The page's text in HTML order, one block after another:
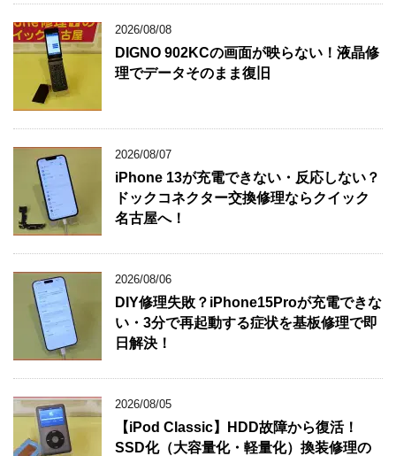
2026/08/08
DIGNO 902KCの画面が映らない！液晶修
理でデータそのまま復旧
2026/08/07
iPhone 13が充電できない・反応しない？
ドックコネクター交換修理ならクイック
名古屋へ！
2026/08/06
DIY修理失敗？iPhone15Proが充電できな
い・3分で再起動する症状を基板修理で即
日解決！
2026/08/05
【iPod Classic】HDD故障から復活！
SSD化（大容量化・軽量化）換装修理の